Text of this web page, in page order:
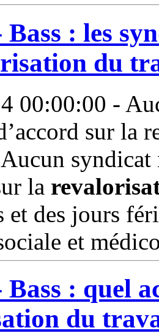
: les
du
00:00:00 -
sur la
syndicat
la
et des jours
et
: quel
du